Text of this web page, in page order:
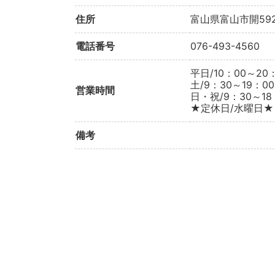
住所 富山県富山市開
電話番号 076-493-4560
営業時間
平日/10：00～20
土/9：30～19：00
日・祝/9：30～18
★定休日/水曜日★
備考